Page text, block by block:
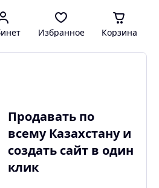
Избранное Корзина
Продавать по
всему Казахстану и
создать сайтв один
клик